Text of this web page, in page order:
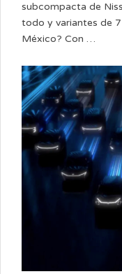
subcompacta de
todo y variantes de 7
México? Con …